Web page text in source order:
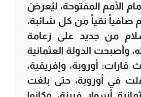
الأمم المفتوحة، ليُعرضَ
صافياً نقياً من كل شائبة،
من جديد على زعامة
وأصبحت الدولة العثمانية
قارات: أوروبة، وإفريقية،
في أوروبة، حتى بلغت